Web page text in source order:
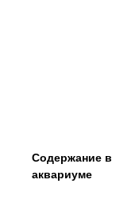
Содержание в
аквариуме